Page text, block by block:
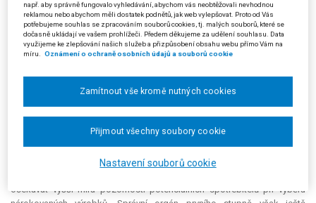
Žalovaný souhlasil se správním orgánem prvního stupně, že v
případě výrobků z kategorie počítačových programů, software a
elektronických médií se sice nejedná o výrobky, které bezprostředně
souvisejí s namítanými službami, resp. že by služby nemohly být bez
programové vybavení je vždy potřebné pro provoz a funkci
telekomunikačních přístrojů, přenos telefonního signálu či rádiového a
televizního vysílání, popř. přenos informací prostřednictvím internetu
nebo internetových sítí. Ve vztahu k těmto výrobkům je tedy rovněž
možno konstatovat určitou podobnost, i když jen velmi nízkého stupně.
Ve vztahu k námitce žalobkyně, že k odlišení mezi srovnávanými
označeními přispěje vyšší úroveň pozornosti spotřebitelů, žalovaný
očekávat vyšší míra pozornosti potenciálních spotřebitelů při výběru
např. aby správně fungovalo vyhledávání, abychom vás neobtěžovali nevhodnou
reklamou nebo abychom měli dostatek podnětů, jak web vylepšovat. Proto od Vás
potřebujeme souhlas se zpracováním souborů cookies, tj. malých souborů, které se
dočasně ukládají ve vašem prohlížeči. Předem děkujeme za udělení souhlasu. Data
využijeme ke zlepšování našich služeb a přizpůsobení obsahu webu přímo Vám na
míru. Oznámení o ochraně osobních údajů a souborů cookie
Nastavení souborů cookie
Zamítnout vše kromě nutných cookies
Přijmout všechny soubory cookie